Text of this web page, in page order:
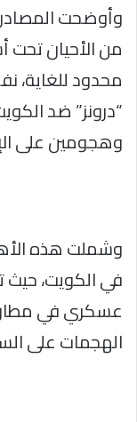
وأوضحت
من الأحيان تحت
محدود للغاية،
“درونز” ضد
وهجومين على
وشملت هذه
في الكويت، حيث
عسكري في مطار
الهجمات على